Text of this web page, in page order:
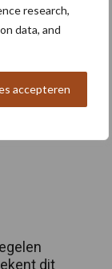
research,
data, and
accepteren
micro-
tegen
voor
dit